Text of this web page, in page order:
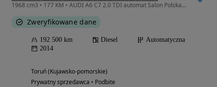
1968 cm3 • 177 KM • AUDI A6 C7 2.0 TDI automat Salon Polska sedan bezwypadkowy
Zweryfikowane dane
192 500 km Diesel
Automatyczna
2014
Toruń (Kujawsko-pomorskie)
Prywatny sprzedawca • Podbite